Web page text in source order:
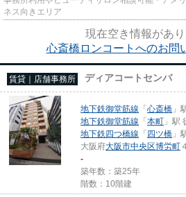
ネス向きエリア
現在空き情報があり
心斎橋ロンコートへのお問
賃貸｜店舗事務所 ディアコートセンバ
地下鉄御堂筋線 「心斎橋 」
地下鉄御堂筋線 「本町 」駅
地下鉄四つ橋線 「四ツ橋 」
大阪府大阪市中央区博労町
-
築年数：築25年
階数：10階建